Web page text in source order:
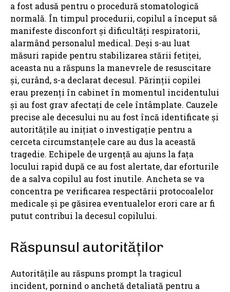
a fost adusă pentru o procedură stomatologică
normală. În timpul procedurii, copilul a început să
manifeste disconfort și dificultăți respiratorii,
alarmând personalul medical. Deși s-au luat
măsuri rapide pentru stabilizarea stării fetiței,
aceasta nu a răspuns la manevrele de resuscitare
și, curând, s-a declarat decesul. Părinții copilei
erau prezenți în cabinet în momentul incidentului
și au fost grav afectați de cele întâmplate. Cauzele
precise ale decesului nu au fost încă identificate și
autoritățile au inițiat o investigație pentru a
cerceta circumstanțele care au dus la această
tragedie. Echipele de urgență au ajuns la fața
locului rapid după ce au fost alertate, dar eforturile
de a salva copilul au fost inutile. Ancheta se va
concentra pe verificarea respectării protocoalelor
medicale și pe găsirea eventualelor erori care ar fi
putut contribui la decesul copilului.
Răspunsul autorităților
Autoritățile au răspuns prompt la tragicul
incident, pornind o anchetă detaliată pentru a